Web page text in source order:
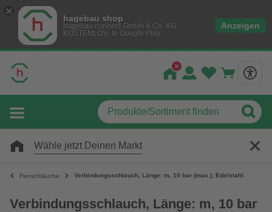
hagebau shop
hagebau connect GmbH & Co. KG
KOSTENLOS- In Google Play
Anzeigen
Wähle jetzt Deinen Markt
Flexschläuche Verbindungsschlauch, Länge: m, 10 bar (max.), Edelstahl
Verbindungsschlauch, Länge: m, 10 bar